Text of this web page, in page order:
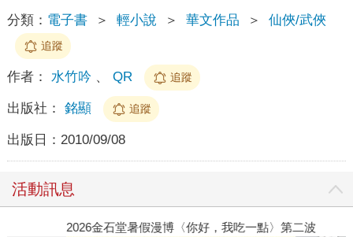
分類： 電子書 ＞ 輕小說 ＞ 華文作品 ＞ 仙俠/武俠
追蹤
作者： 水竹吟、 QR 追蹤
出版社： 銘顯 追蹤
出版日： 2010/09/08
活動訊息
2026金石堂暑假漫博〈你好，我吃一點〉第二波